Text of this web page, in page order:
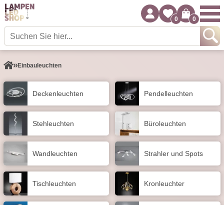
0 0
Einbauleuchten
Decken­leuchten Pendel­leuchten
Stehleuchten Büroleuchten
Wand­leuchten Strahler und Spots
Tisch­leuchten Kronleuchter